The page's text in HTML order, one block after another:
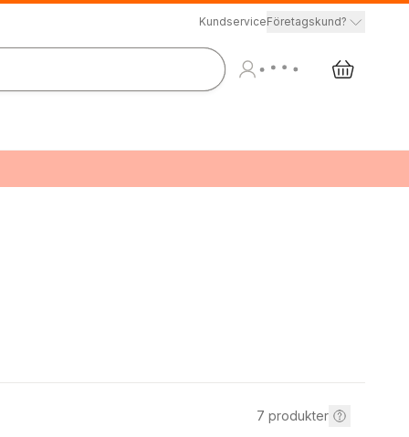
KundserviceFöretagskund?
7 produkter